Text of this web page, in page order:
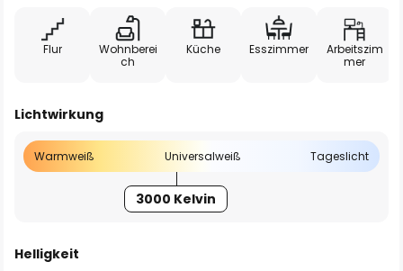
Flur
Wohnberei
ch
Küche Esszimmer
Arbeitszim
mer
Lichtwirkung
Warmweiß Universalweiß Tageslicht
3000 Kelvin
Helligkeit